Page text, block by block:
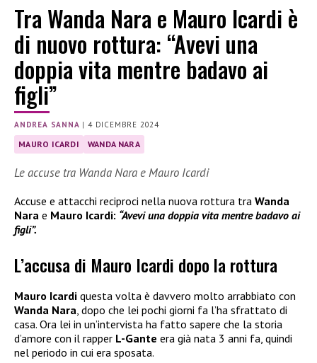
Tra Wanda Nara e Mauro Icardi è
di nuovo rottura: “Avevi una
doppia vita mentre badavo ai
figli”
ANDREA SANNA |4 DICEMBRE 2024
MAURO ICARDI WANDA NARA
Le accuse tra Wanda Nara e Mauro Icardi
Accuse e attacchi reciproci nella nuova rottura tra Wanda
Nara e Mauro Icardi: “Avevi una doppia vita mentre badavo ai
figli”.
L’accusa di Mauro Icardi dopo la rottura
Mauro Icardi questa volta è davvero molto arrabbiato con
Wanda Nara, dopo che lei pochi giorni fa l’ha sfrattato di
casa. Ora lei in un’intervista ha fatto sapere che la storia
d’amore con il rapper L-Gante era già nata 3 anni fa, quindi
nel periodo in cui era sposata.